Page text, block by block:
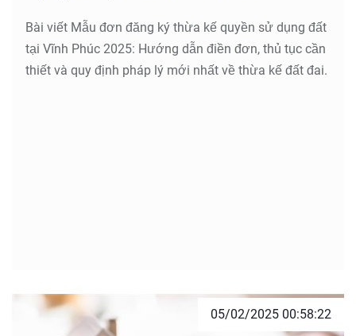
Bài viết Mẫu đơn đăng ký thừa kế quyền sử dụng đất
tại Vĩnh Phúc 2025: Hướng dẫn điền đơn, thủ tục cần
thiết và quy định pháp lý mới nhất về thừa kế đất đai.
05/02/2025 00:58:22